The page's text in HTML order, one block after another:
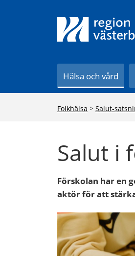
Hälsa och vård
Folkhälsa > Salut-
Salut i
Förskolan har en
aktör för att